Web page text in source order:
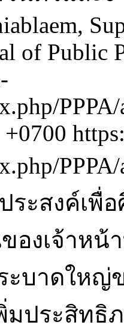
of Public
ระสงค์เพื่
องเจ้าห
ะบาดใหญ่
มประสิทธิ